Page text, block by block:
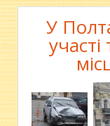
У
участі